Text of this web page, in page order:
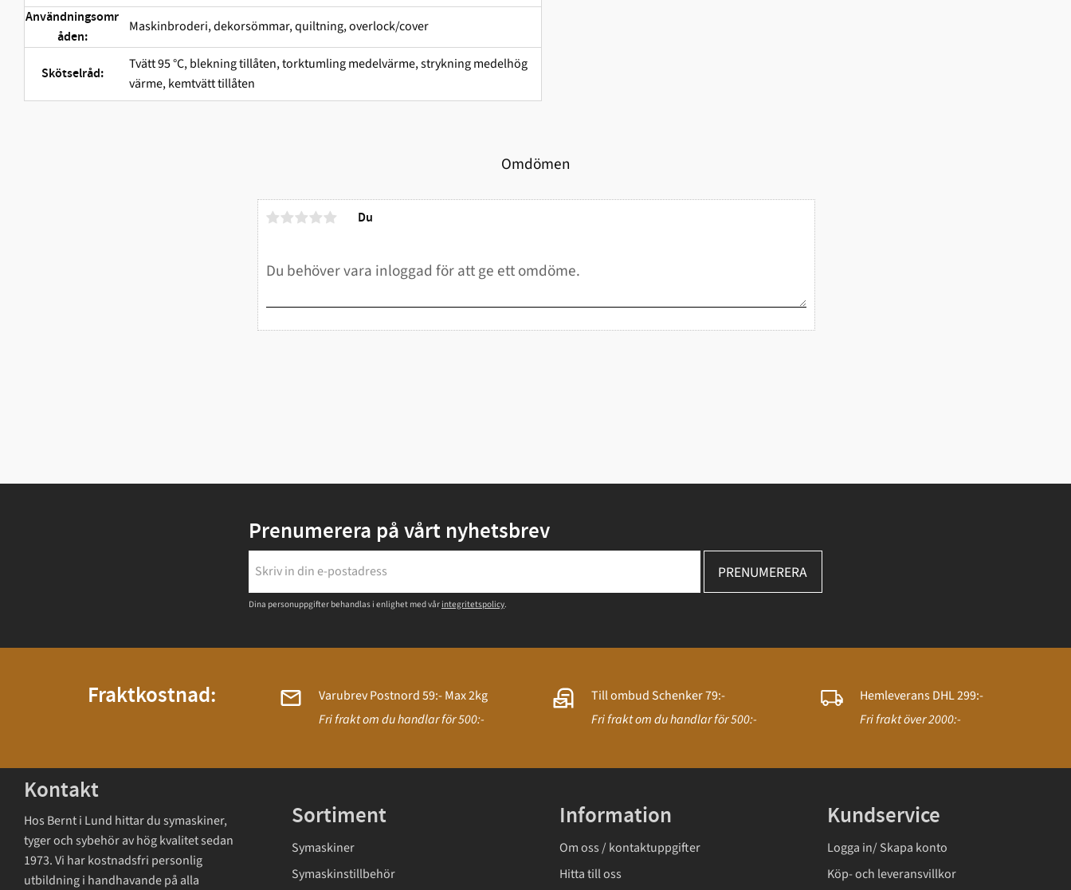
Användningsomr
åden:
Maskinbroderi, dekorsömmar, quiltning, overlock/cover
Skötselråd:
Tvätt 95 °C, blekning tillåten, torktumling medelvärme, strykning medelhög
värme, kemtvätt tillåten
Omdömen
Du
Prenumerera på vårt nyhetsbrev
PRENUMERERA
Dina personuppgifter behandlas i enlighet med vår integritetspolicy.
Fraktkostnad:
Varubrev Postnord 59:- Max 2kg
Fri frakt om du handlar för 500:-
Till ombud Schenker 79:-
Fri frakt om du handlar för 500:-
Hemleverans DHL 299:-
Fri frakt över 2000:-
Kontakt
Hos Bernt i Lund hittar du symaskiner,
tyger och sybehör av hög kvalitet sedan
1973. Vi har kostnadsfri personlig
utbildning i handhavande på alla
Sortiment
Symaskiner
Symaskinstillbehör
Information
Om oss / kontaktuppgifter
Hitta till oss
Kundservice
Logga in/ Skapa konto
Köp- och leveransvillkor